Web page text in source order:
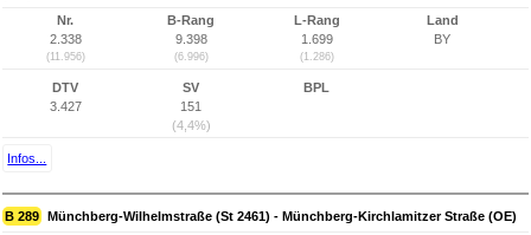
Nr.
2.338
(11.956)
B-Rang
9.398
(6.996)
L-Rang
1.699
(1.286)
Land
BY
DTV
3.427
SV
151
(4,4%)
BPL
Infos...
B 289 Münchberg-Wilhelmstraße (St 2461) - Münchberg-Kirchlamitzer Straße (OE)